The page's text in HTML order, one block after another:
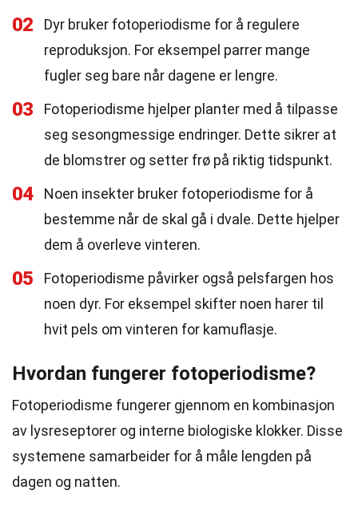
02
Dyr bruker fotoperiodisme for å regulere
reproduksjon. For eksempel parrer mange
fugler seg bare når dagene er lengre.
03
Fotoperiodisme hjelper planter med å tilpasse
seg sesongmessige endringer. Dette sikrer at
de blomstrer og setter frø på riktig tidspunkt.
04
Noen insekter bruker fotoperiodisme for å
bestemme når de skal gå i dvale. Dette hjelper
dem å overleve vinteren.
05
Fotoperiodisme påvirker også pelsfargen hos
noen dyr. For eksempel skifter noen harer til
hvit pels om vinteren for kamuflasje.
Hvordan fungerer fotoperiodisme?
Fotoperiodisme fungerer gjennom en kombinasjon
av lysreseptorer og interne biologiske klokker. Disse
systemene samarbeider for å måle lengden på
dagen og natten.